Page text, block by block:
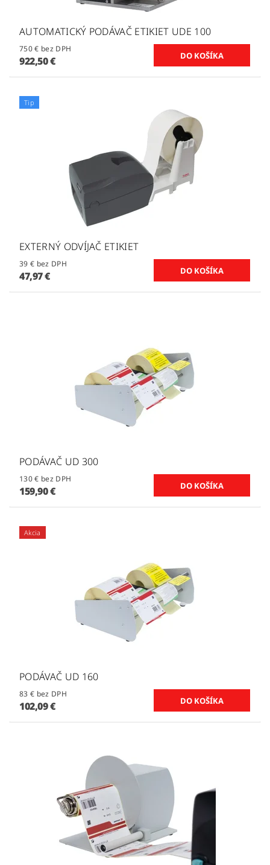
AUTOMATICKÝ PODÁVAČ ETIKIET UDE 100
750 € bez DPH
922,50 €
Tip
EXTERNÝ ODVÍJAČ ETIKIET
39 € bez DPH
47,97 €
PODÁVAČ UD 300
130 € bez DPH
159,90 €
Akcia
PODÁVAČ UD 160
83 € bez DPH
102,09 €